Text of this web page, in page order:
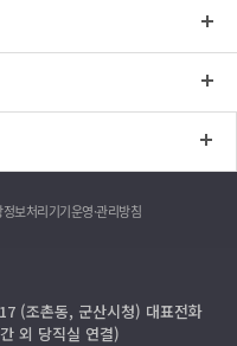
보처리기기운영·관리방침
(조촌동, 군산시청) 대표전화
외 당직실 연결)